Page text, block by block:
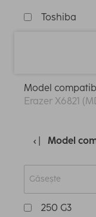
Toshiba
Model
Erazer X6821
Model
250 G3